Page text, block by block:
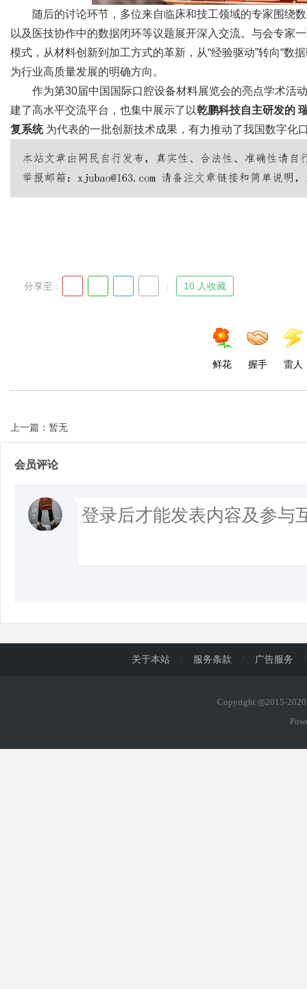
随后的讨论环节，多位来自临床和技工领域的专家围绕
以及医技协作中的数据闭环等议题展开深入交流。与会专家
模式，从材料创新到加工方式的革新，从“经验驱动”转向“数
为行业高质量发展的明确方向。
作为第30届中国国际口腔设备材料展览会的亮点学术活
建了高水平交流平台，也集中展示了以乾鹏科技自主研发的
复系统为代表的一批创新技术成果，有力推动了我国数字化
分享至 : 10 人收藏
鲜花 握手 雷人
上一篇：暂无
会员评论
关于本站 / 服务条款 / 广告服务 /
Copyright ◎2015-